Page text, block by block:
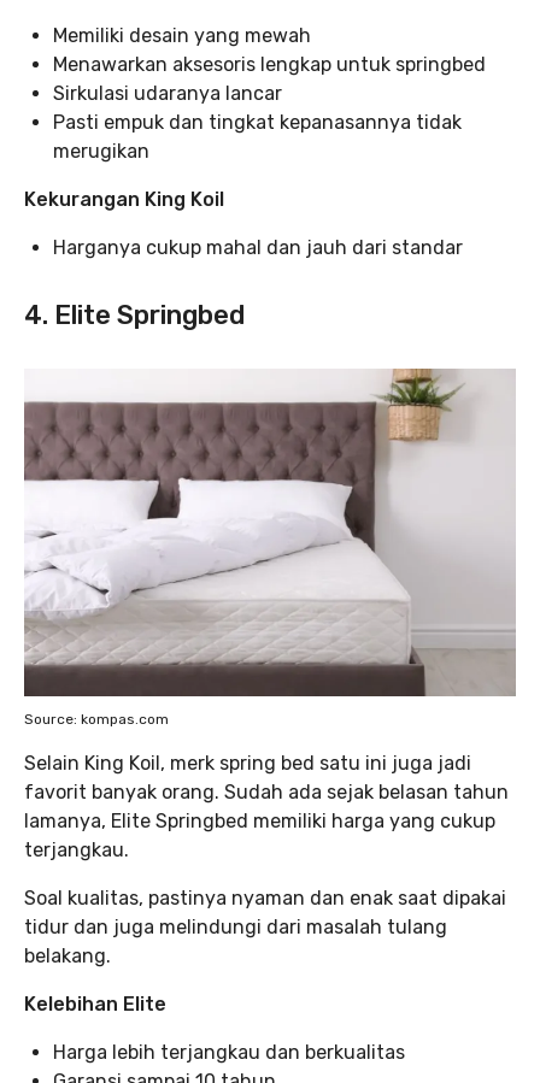
Memiliki desain yang mewah
Menawarkan aksesoris lengkap untuk springbed
Sirkulasi udaranya lancar
Pasti empuk dan tingkat kepanasannya tidak
merugikan
Kekurangan King Koil
Harganya cukup mahal dan jauh dari standar
4. Elite Springbed
Source: kompas.com
Selain King Koil, merk spring bed satu ini juga jadi
favorit banyak orang. Sudah ada sejak belasan tahun
lamanya, Elite Springbed memiliki harga yang cukup
terjangkau.
Soal kualitas, pastinya nyaman dan enak saat dipakai
tidur dan juga melindungi dari masalah tulang
belakang.
Kelebihan Elite
Harga lebih terjangkau dan berkualitas